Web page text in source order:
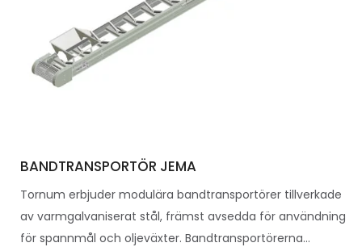
BANDTRANSPORTÖR JEMA
Tornum erbjuder modulära bandtransportörer tillverkade
av varmgalvaniserat stål, främst avsedda för användning
för spannmål och oljeväxter. Bandtransportörerna...